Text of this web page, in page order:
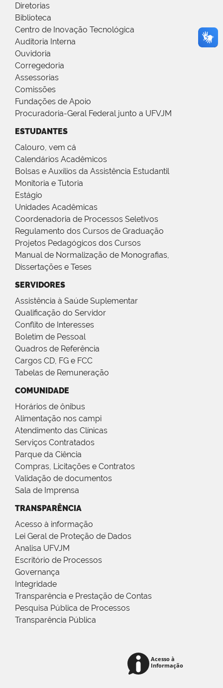
Diretorias
Biblioteca
Centro de Inovação Tecnológica
Auditoria Interna
Ouvidoria
Corregedoria
Assessorias
Comissões
Fundações de Apoio
Procuradoria-Geral Federal junto a UFVJM
ESTUDANTES
Calouro, vem cá
Calendários Acadêmicos
Bolsas e Auxílios da Assistência Estudantil
Monitoria e Tutoria
Estágio
Unidades Acadêmicas
Coordenadoria de Processos Seletivos
Regulamento dos Cursos de Graduação
Projetos Pedagógicos dos Cursos
Manual de Normalização de Monografias,
Dissertações e Teses
SERVIDORES
Assistência à Saúde Suplementar
Qualificação do Servidor
Conflito de Interesses
Boletim de Pessoal
Quadros de Referência
Cargos CD, FG e FCC
Tabelas de Remuneração
COMUNIDADE
Horários de ônibus
Alimentação nos campi
Atendimento das Clínicas
Serviços Contratados
Parque da Ciência
Compras, Licitações e Contratos
Validação de documentos
Sala de Imprensa
TRANSPARÊNCIA
Acesso à informação
Lei Geral de Proteção de Dados
Analisa UFVJM
Escritório de Processos
Governança
Integridade
Transparência e Prestação de Contas
Pesquisa Pública de Processos
Transparência Pública